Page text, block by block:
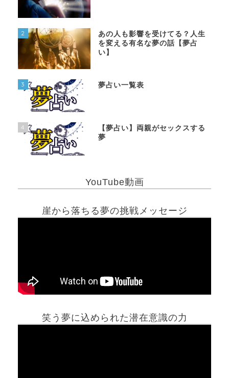
2
あの人も影響を受けてる？人生
を変える有名な夢の話【夢占
い】
3 夢占い一覧表
4
【夢占い】両親がセックスする
夢
YouTube動画
崖から落ちる夢の挑戦メッセージ
笑う夢に込められた潜在意識の力